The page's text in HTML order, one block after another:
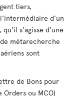
tiers,
d'un
qu'il s'agisse d'une
métarecherche
sont
de Bons pour
Orders ou MCO)